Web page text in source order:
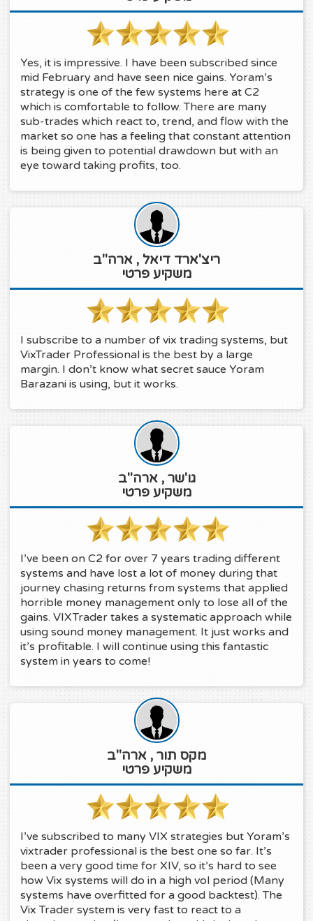
Yes, it is impressive. I have been subscribed since
mid February and have seen nice gains. Yoram’s
strategy is one of the few systems here at C2
which is comfortable to follow. There are many
sub-trades which react to, trend, and flow with the
market so one has a feeling that constant attention
is being given to potential drawdown but with an
eye toward taking profits, too.
ריצ'ארד דיאל , ארה"ב
משקיע פרטי
I subscribe to a number of vix trading systems, but
VixTrader Professional is the best by a large
margin. I don’t know what secret sauce Yoram
Barazani is using, but it works.
גו'שר , ארה"ב
משקיע פרטי
I’ve been on C2 for over 7 years trading different
systems and have lost a lot of money during that
journey chasing returns from systems that applied
horrible money management only to lose all of the
gains. VIXTrader takes a systematic approach while
using sound money management. It just works and
it’s profitable. I will continue using this fantastic
system in years to come!
מקס תור , ארה"ב
משקיע פרטי
I’ve subscribed to many VIX strategies but Yoram’s
vixtrader professional is the best one so far. It’s
been a very good time for XIV, so it’s hard to see
how Vix systems will do in a high vol period (Many
systems have overfitted for a good backtest). The
Vix Trader system is very fast to react to a